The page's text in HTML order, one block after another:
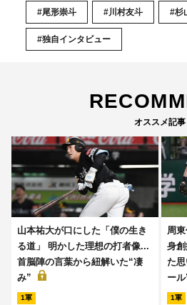
#尾形崇斗 #川村友斗 #杉
#独自インタビュー
オススメ記事
山本祐大が口にした「僕の生き
る道」 明かした理想の打者像...
首脳陣の言葉から紐解いた“凄
み”
1軍
周
身
た
ール
1軍